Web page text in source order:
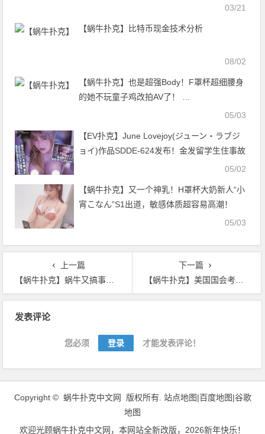
03/21
【蜗牛扑克】比特币现金技术分析
08/02
【蜗牛扑克】也是超强Body！F罩杯超细腰身
的她不玩童子鸡改拍AV了！ …
05/03
【EV扑克】June Lovejoy(ジューン・ラブジ
ョイ)作品SDDE-624发布！金发留学生住事故
屋…每晚遭色灵搞到高潮瘫软【EV扑克官05/02
【蜗牛扑克】又一个神乳！H罩杯大奶新人“小
宵こなん”S1出道，敏感体质超容易高潮！
05/03
上一篇
【蜗牛扑克】蜗牛又搞事情？大跌11% 跌破10000美元大关
下一篇
【蜗牛扑克】美国国会考虑禁止科技企业推出蜗牛？或利好蜗牛
发表评论
您必须 登录 才能发表评论！
Copyright © 蜗牛扑克中文网 版权所有. 站点地图|百度地图|谷歌
地图
欢迎光顾蜗牛扑克中文网 ，本网站全新改版，2026新年快乐！